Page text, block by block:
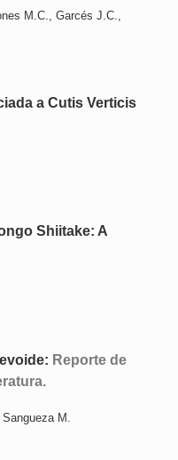
M.C., Garcés J.C.,
a Cutis Verticis
Shiitake: A
Reporte de
.
M.